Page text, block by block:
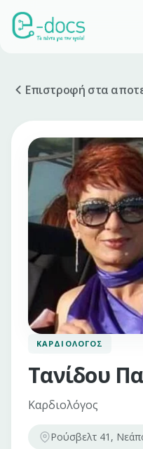
Επιστροφή στα
ΚΑΡΔΙΟΛΌΓΟΣ
Τανίδου
Καρδιολόγος
Ρούσβελτ 41,